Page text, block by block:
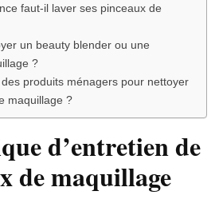
faut-il laver ses pinceaux de
un beauty blender ou une
?
produits ménagers pour nettoyer
maquillage ?
d’entretien de
de maquillage